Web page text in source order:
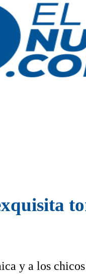
y a los chicos